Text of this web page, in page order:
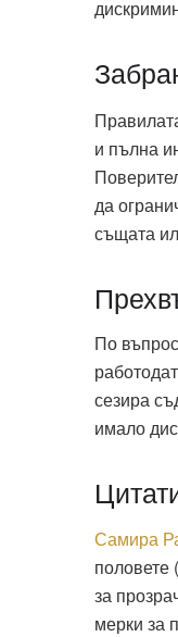
и пълна
да
същата
По
сезира
имало
Самира
за
мерки за